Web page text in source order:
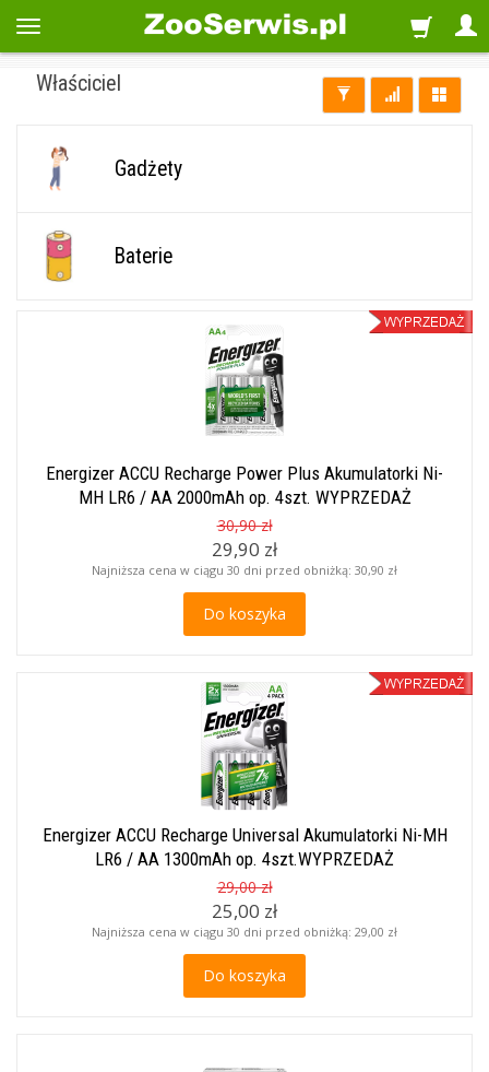
Właściciel
Gadżety
Baterie
Energizer ACCU Recharge Power Plus Akumulatorki Ni-
MH LR6 / AA 2000mAh op. 4szt. WYPRZEDAŻ
30,90 zł
29,90 zł
Najniższa cena w ciągu 30 dni przed obniżką: 30,90 zł
Do koszyka
Energizer ACCU Recharge Universal Akumulatorki Ni-MH
LR6 / AA 1300mAh op. 4szt.WYPRZEDAŻ
29,00 zł
25,00 zł
Najniższa cena w ciągu 30 dni przed obniżką: 29,00 zł
Do koszyka